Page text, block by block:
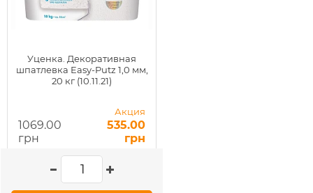
Уценка. Декоративная
шпатлевка Easy-Putz 1,0 мм,
20 кг (10.11.21)
1069.00
грн
Акция
535.00
грн